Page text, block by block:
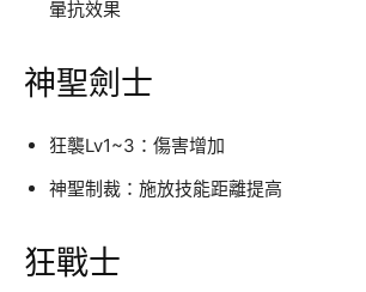
暈抗效果
神聖劍士
狂襲Lv1~3：傷害增加
神聖制裁：施放技能距離提高
狂戰士